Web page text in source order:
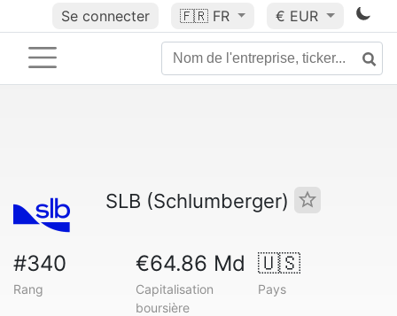
Se connecter 🇫🇷 FR € EUR
SLB (Schlumberger)
#340
Rang
€64.86 Md
Capitalisation
boursière
🇺🇸
Pays